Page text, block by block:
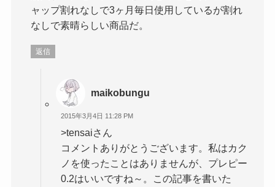
ャップ割れなしで3ヶ月毎日使用しているが割れ
なしで素晴らしい商品だ。
返信
maikobungu
2015年3月4日 11:28 PM
>tensaiさん
コメントありがとうございます。私はカク
ノを使ったことはありませんが、プレピー
0.2はいいですね～。この記事を書いた